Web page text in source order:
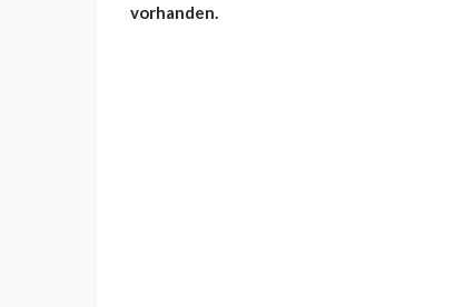
vorhanden.